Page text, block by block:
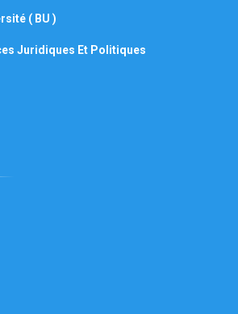
( BU )
Juridiques Et Politiques